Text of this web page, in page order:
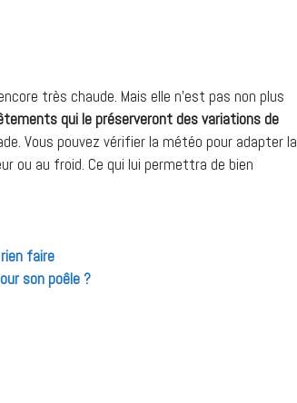
très chaude. Mais elle n’est pas non plus
qui le préserveront des variations de
Vous pouvez vérifier la météo pour adapter la
ou au froid. Ce qui lui permettra de bien
faire
son poêle ?